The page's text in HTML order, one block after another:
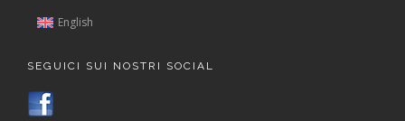
English
SEGUICI SUI NOSTRI SOCIAL